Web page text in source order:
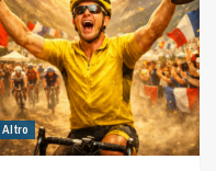
Altro